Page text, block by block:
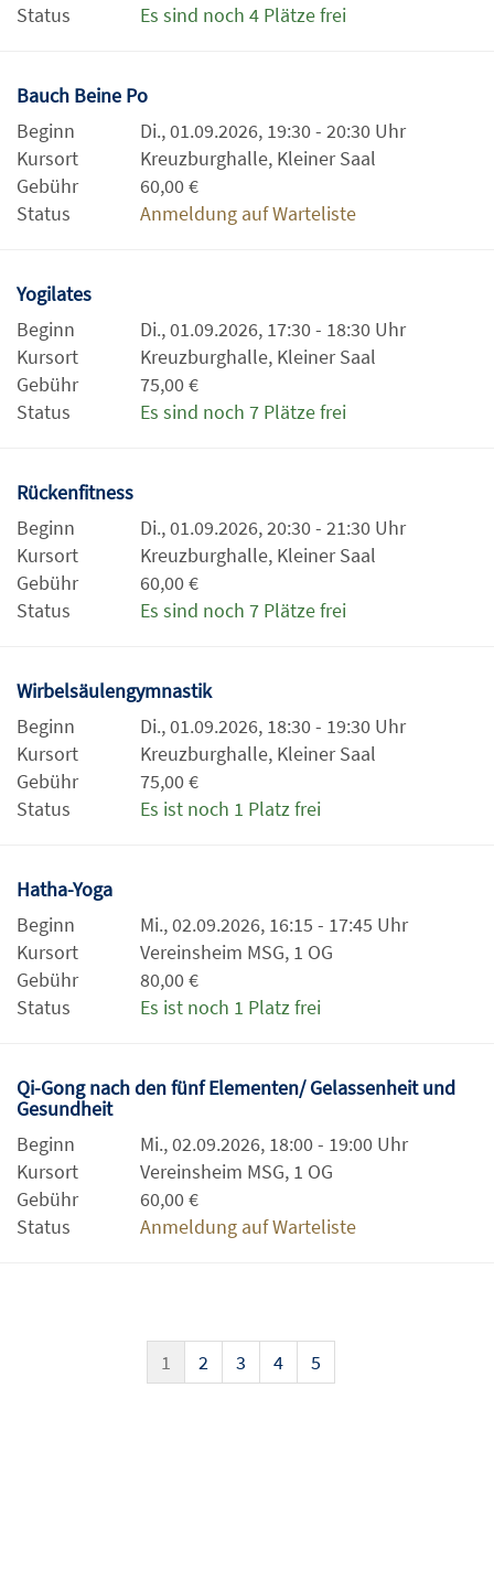
Status
Es sind noch 4 Plätze frei
Bauch Beine Po
Beginn
Di., 01.09.2026, 19:30 - 20:30 Uhr
Kursort
Kreuzburghalle, Kleiner Saal
Gebühr
60,00 €
Status
Anmeldung auf Warteliste
Yogilates
Beginn
Di., 01.09.2026, 17:30 - 18:30 Uhr
Kursort
Kreuzburghalle, Kleiner Saal
Gebühr
75,00 €
Status
Es sind noch 7 Plätze frei
Rückenfitness
Beginn
Di., 01.09.2026, 20:30 - 21:30 Uhr
Kursort
Kreuzburghalle, Kleiner Saal
Gebühr
60,00 €
Status
Es sind noch 7 Plätze frei
Wirbelsäulengymnastik
Beginn
Di., 01.09.2026, 18:30 - 19:30 Uhr
Kursort
Kreuzburghalle, Kleiner Saal
Gebühr
75,00 €
Status
Es ist noch 1 Platz frei
Hatha-Yoga
Beginn
Mi., 02.09.2026, 16:15 - 17:45 Uhr
Kursort
Vereinsheim MSG, 1 OG
Gebühr
80,00 €
Status
Es ist noch 1 Platz frei
Qi-Gong nach den fünf Elementen/ Gelassenheit und
Gesundheit
Beginn
Mi., 02.09.2026, 18:00 - 19:00 Uhr
Kursort
Vereinsheim MSG, 1 OG
Gebühr
60,00 €
Status
Anmeldung auf Warteliste
1 2 3 4 5